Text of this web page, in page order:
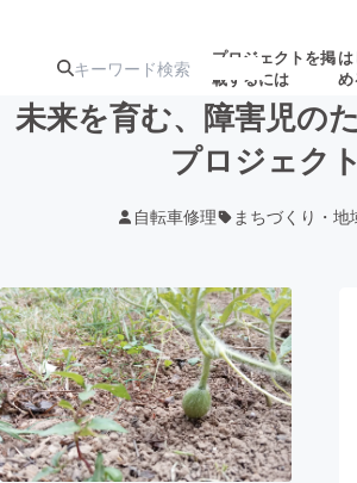
プロジェクトを掲
載するには
め
注目のリ
ターン
注目の新着プロ
ジェクト
募集終
ロジェ
アート・写真
テクノロジー・ガジェット
映像・映画
未来を育む、障害児の
プロジェクト
自転車修理 まちづくり・地